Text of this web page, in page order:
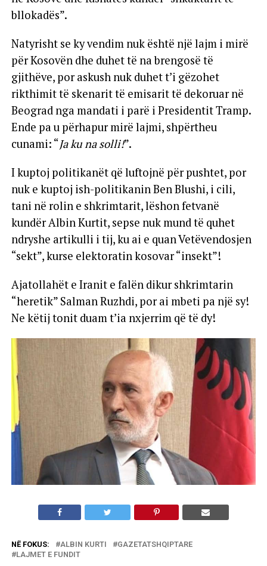
bllokadës”.
Natyrisht se ky vendim nuk është një lajm i mirë
për Kosovën dhe duhet të na brengosë të
gjithëve, por askush nuk duhet t’i gëzohet
rikthimit të skenarit të emisarit të dekoruar në
Beograd nga mandati i parë i Presidentit Tramp.
Ende pa u përhapur mirë lajmi, shpërtheu
cunami: “Ja ku na solli!”.
I kuptoj politikanët që luftojnë për pushtet, por
nuk e kuptoj ish-politikanin Ben Blushi, i cili,
tani në rolin e shkrimtarit, lëshon fetvanë
kundër Albin Kurtit, sepse nuk mund të quhet
ndryshe artikulli i tij, ku ai e quan Vetëvendosjen
“sekt”, kurse elektoratin kosovar “insekt”!
Ajatollahët e Iranit e falën dikur shkrimtarin
“heretik” Salman Ruzhdi, por ai mbeti pa një sy!
Ne këtij tonit duam t’ia nxjerrim që të dy!
NË FOKUS: ALBIN KURTI
GAZETATSHQIPTARE
LAJMET E FUNDIT